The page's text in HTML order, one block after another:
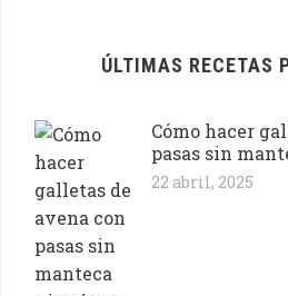
ÚLTIMAS RECETAS
Cómo hacer
pasas sin
22 abril, 2025